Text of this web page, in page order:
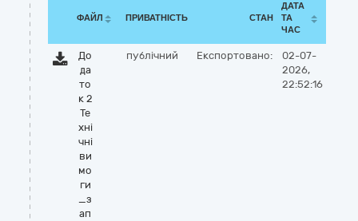
ФАЙЛ ПРИВАТНІСТЬ СТАН
ДАТА
ТА
ЧАС
До
да
то
к 2
Те
хні
чні
ви
мо
ги
_з
ап
публічний Експортовано:
02-07-
2026,
22:52:16